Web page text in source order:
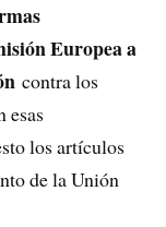
Europea a
contra los
esas
los artículos
de la Unión